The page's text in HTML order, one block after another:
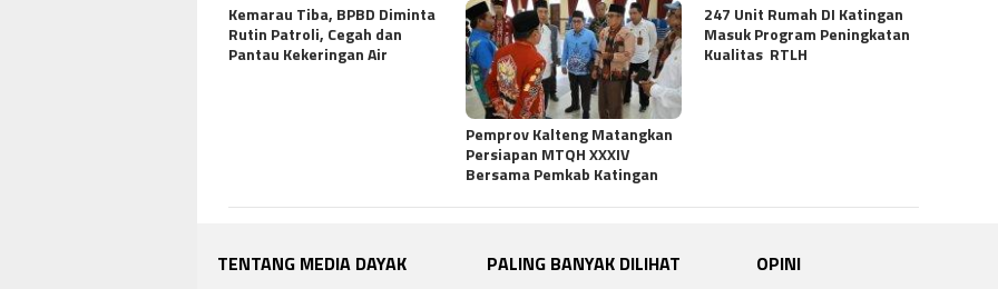
Kemarau Tiba, BPBD Diminta
Rutin Patroli, Cegah dan
Pantau Kekeringan Air
Pemprov Kalteng Matangkan
Persiapan MTQH XXXIV
Bersama Pemkab Katingan
247 Unit Rumah DI Katingan
Masuk Program Peningkatan
Kualitas RTLH
TENTANG MEDIA DAYAK PALING BANYAK DILIHAT OPINI